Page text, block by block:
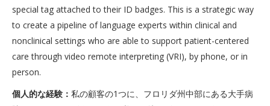
special tag attached to their ID badges. This is a strategic way
to create a pipeline of language experts within clinical and
nonclinical settings who are able to support patient-centered
care through video remote interpreting (VRI), by phone, or in
person.
個人的な経験： 私の顧客の1つに、フロリダ州中部にある大手病